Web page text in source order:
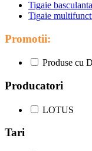
Tigaie basculanta
Tigaie
Promotii:
Produse cu
Producatori
LOTUS
Tari